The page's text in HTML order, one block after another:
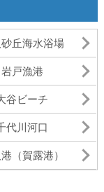
丘海水浴場
岩戸漁港
谷ビーチ
代川河口
（賀露港）